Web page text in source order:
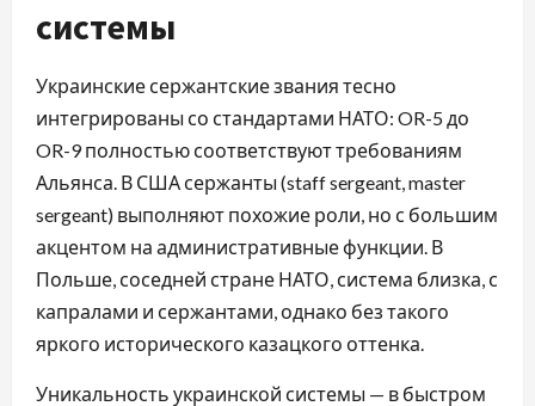
системы
Украинские сержантские звания тесно
интегрированы со стандартами НАТО: OR-5 до
OR-9 полностью соответствуют требованиям
Альянса. В США сержанты (staff sergeant, master
sergeant) выполняют похожие роли, но с большим
акцентом на административные функции. В
Польше, соседней стране НАТО, система близка, с
капралами и сержантами, однако без такого
яркого исторического казацкого оттенка.
Уникальность украинской системы — в быстром